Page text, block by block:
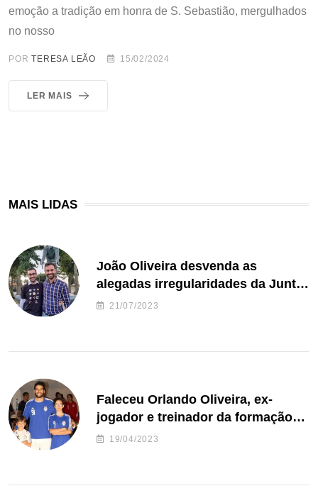
emoção a tradição em honra de S. Sebastião, mergulhados
no nosso
PORTERESA LEÃO 15/02/2024
LER MAIS
MAIS LIDAS
João Oliveira desvenda as
alegadas irregularidades da Junta
de Freguesia S. João de Ver
21/07/2023
Faleceu Orlando Oliveira, ex-
jogador e treinador da formação
de andebol do Feirense
19/04/2023